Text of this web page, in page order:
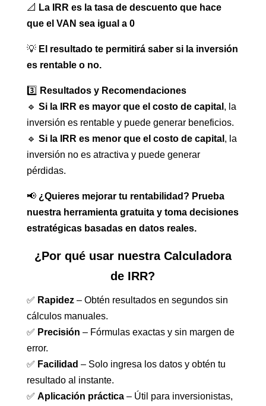
📐 La IRR es la tasa de descuento que hace
que el VAN sea igual a 0
💡 El resultado te permitirá saber si la inversión
es rentable o no.
3️⃣ Resultados y Recomendaciones
🔹 Si la IRR es mayor que el costo de capital , la
inversión es rentable y puede generar beneficios.
🔹 Si la IRR es menor que el costo de capital , la
inversión no es atractiva y puede generar
pérdidas.
📢 ¿Quieres mejorar tu rentabilidad? Prueba
nuestra herramienta gratuita y toma decisiones
estratégicas basadas en datos reales.
¿Por qué usar nuestra Calculadora
de IRR?
✅ Rapidez– Obtén resultados en segundos sin
cálculos manuales.
✅ Precisión – Fórmulas exactas y sin margen de
error.
✅ Facilidad – Solo ingresa los datos y obtén tu
resultado al instante.
✅ Aplicación práctica– Útil para inversionistas,